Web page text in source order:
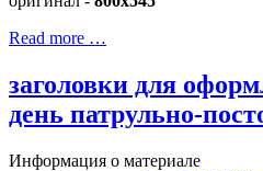
Read more …
заголовки для
день патрульно-
Информация о материале